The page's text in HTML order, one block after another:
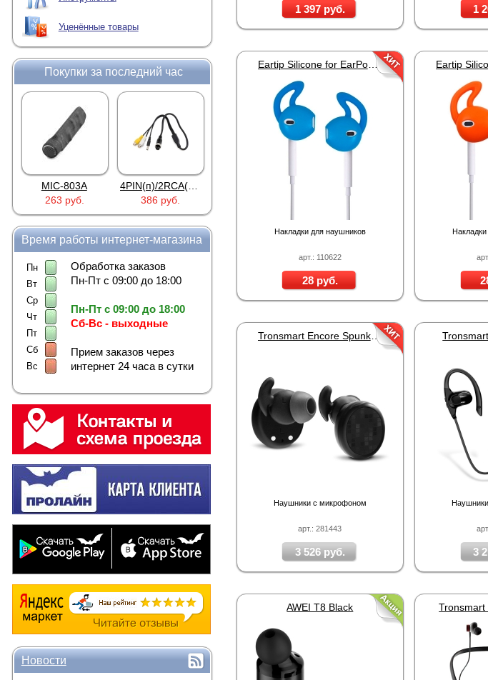
Уценённые товары
Покупки за последний час
MIC-803A
263 руб.
4PIN(п)/2RCA(м)+DJK-11(п)
386 руб.
4PIN(п)/2RCA(п)+DJK-11(п)
DJK-11Y(1м-4п) U3-1Y
Время работы интернет-магазина
Пн
Вт
Ср
Чт
Пт
Сб
Вс
Обработка заказов
Пн-Пт с 09:00 до 18:00
Пн-Пт с 09:00 до 18:00
Сб-Вс - выходные
Прием заказов через
интернет 24 часа в сутки
Новости
1 397 руб. 1
арт.: 110622
Eartip Silicone for EarPods Blue
Накладки для наушников
28 руб.
арт.: 281443
Tronsmart Encore Spunky Buds Black
Наушники с микрофоном
3 526 руб. 3
AWEI T8 Black Tronsmart